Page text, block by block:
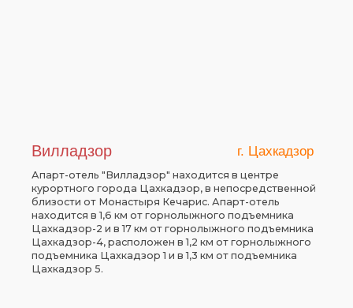
Вилладзор г. Цахкадзор
Апарт-отель "Вилладзор" находится в центре
курортного города Цахкадзор, в непосредственной
близости от Монастыря Кечарис. Апарт-отель
находится в 1,6 км от горнолыжного подъемника
Цахкадзор-2 и в 17 км от горнолыжного подъемника
Цахкадзор-4, расположен в 1,2 км от горнолыжного
подъемника Цахкадзор 1 и в 1,3 км от подъемника
Цахкадзор 5.